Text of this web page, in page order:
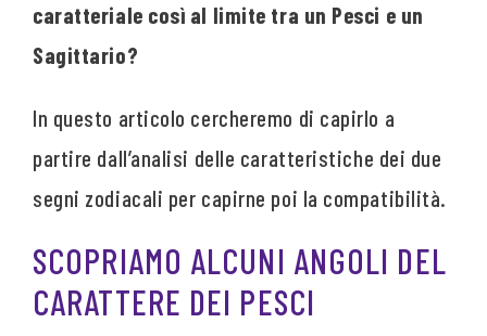
caratteriale così al limite tra un Pesci e un
Sagittario?
In questo articolo cercheremo di capirlo a
partire dall’analisi delle caratteristiche dei due
segni zodiacali per capirne poi la compatibilità.
SCOPRIAMO ALCUNI ANGOLI DEL
CARATTERE DEI PESCI